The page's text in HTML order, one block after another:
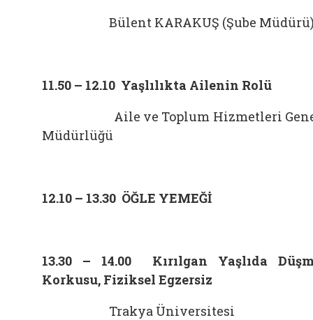
Bülent KARAKUŞ (Şube
11.50 – 12.10 Yaşlılıkta Ailenin Rolü
Aile ve Toplum Hizmetleri
Müdürlüğü
12.10 – 13.30 ÖĞLE YEMEĞİ
13.30 – 14.00 Kırılgan Yaşlıda
Korkusu, Fiziksel Egzersiz
Trakya Üniversitesi